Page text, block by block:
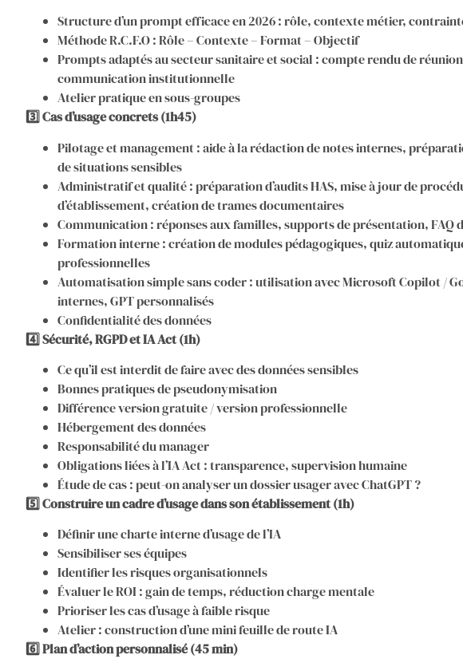
Structure d’un prompt efficace en 2026 : rôle, contexte métier,
Méthode R.C.F.O : Rôle – Contexte – Format – Objectif
Prompts adaptés au secteur sanitaire et social : compte rendu de
communication institutionnelle
Atelier pratique en sous-groupes
3️⃣ Cas d’usage concrets (1h45)
Pilotage et management : aide à la rédaction de notes internes,
de situations sensibles
Administratif et qualité : préparation d’audits HAS, mise à jour de
d’établissement, création de trames documentaires
Communication : réponses aux familles, supports de présentation, FAQ
Formation interne : création de modules pédagogiques, quiz
professionnelles
Automatisation simple sans coder : utilisation avec Microsoft Copilot /
internes, GPT personnalisés
Confidentialité des données
4️⃣ Sécurité, RGPD et IA Act (1h)
Ce qu’il est interdit de faire avec des données sensibles
Bonnes pratiques de pseudonymisation
Différence version gratuite / version professionnelle
Hébergement des données
Responsabilité du manager
Obligations liées à l’IA Act : transparence, supervision humaine
Étude de cas : peut-on analyser un dossier usager avec ChatGPT ?
5️⃣ Construire un cadre d’usage dans son établissement (1h)
Définir une charte interne d’usage de l’IA
Sensibiliser ses équipes
Identifier les risques organisationnels
Évaluer le ROI : gain de temps, réduction charge mentale
Prioriser les cas d’usage à faible risque
Atelier : construction d’une mini feuille de route IA
6️⃣ Plan d’action personnalisé (45 min)